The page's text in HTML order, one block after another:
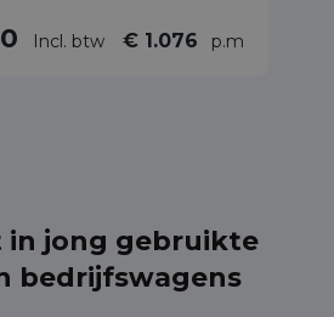
Incl. btw € 1.076 p.m
in jong gebruikte
bedrijfswagens